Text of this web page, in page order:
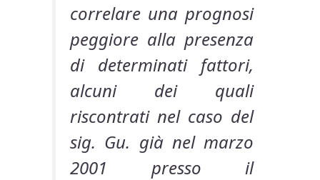
correlare una prognosi
peggiore alla presenza
di determinati fattori,
alcuni dei quali
riscontrati nel caso del
sig. Gu. già nel marzo
2001 presso il